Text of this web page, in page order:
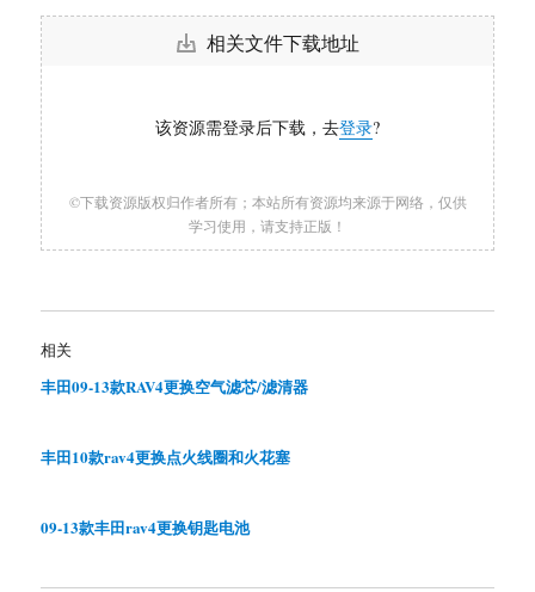
相关文件下载地址
该资源需登录后下载，去登录?
©下载资源版权归作者所有；本站所有资源均来源于网络，仅供
学习使用，请支持正版！
相关
丰田09-13款RAV4更换空气滤芯/滤清器
丰田10款rav4更换点火线圈和火花塞
09-13款丰田rav4更换钥匙电池